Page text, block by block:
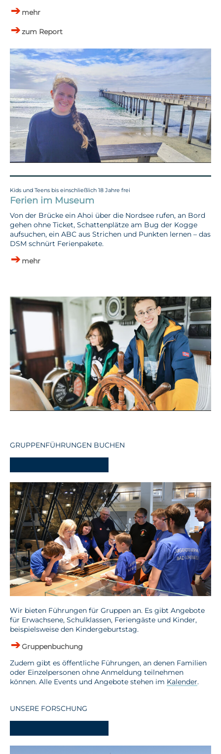
mehr
zum Report
Kids und Teens bis einschließlich 18 Jahre frei
Ferien im Museum
Von der Brücke ein Ahoi über die Nordsee rufen, an Bord
gehen ohne Ticket, Schattenplätze am Bug der Kogge
aufsuchen, ein ABC aus Strichen und Punkten lernen – das
DSM schnürt Ferienpakete.
mehr
GRUPPENFÜHRUNGEN BUCHEN
Wir bieten Führungen für Gruppen an. Es gibt Angebote
für Erwachsene, Schulklassen, Feriengäste und Kinder,
beispielsweise den Kindergeburtstag.
Gruppenbuchung
Zudem gibt es öffentliche Führungen, an denen Familien
oder Einzelpersonen ohne Anmeldung teilnehmen
können. Alle Events und Angebote stehen im Kalender.
UNSERE FORSCHUNG